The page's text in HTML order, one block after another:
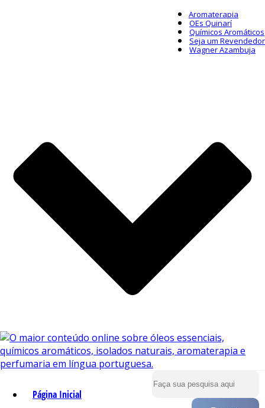
Aromaterapia
OEs Quinarí
Químicos Aromáticos
Seja um Revendedor
Wagner Azambuja
Página Inicial